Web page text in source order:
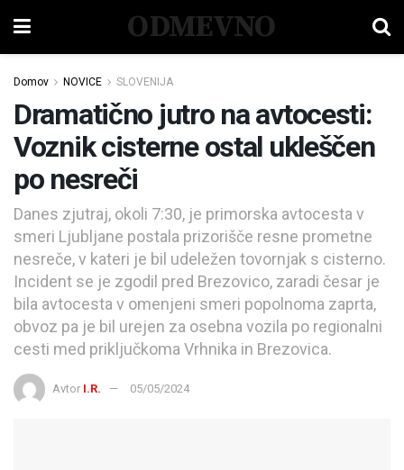
ODMEVNO
Domov NOVICE SLOVENIJA
Dramatično jutro na avtocesti:
Voznik cisterne ostal ukleščen
po nesreči
Danes zjutraj, okoli 7:30, je primorska avtocesta v
smeri Ljubljane postala prizorišče resne prometne
nesreče, v kateri je bil udeležen tovornjak s cisterno.
Incident se je zgodil pred Brezovico, zaradi česar je
bila avtocesta v omenjeni smeri popolnoma zaprta,
obvoz pa je bil urejen za osebna vozila po regionalni
cesti med priključkoma Vrhnika in Brezovica.
Avtor I.R. 05/05/2024